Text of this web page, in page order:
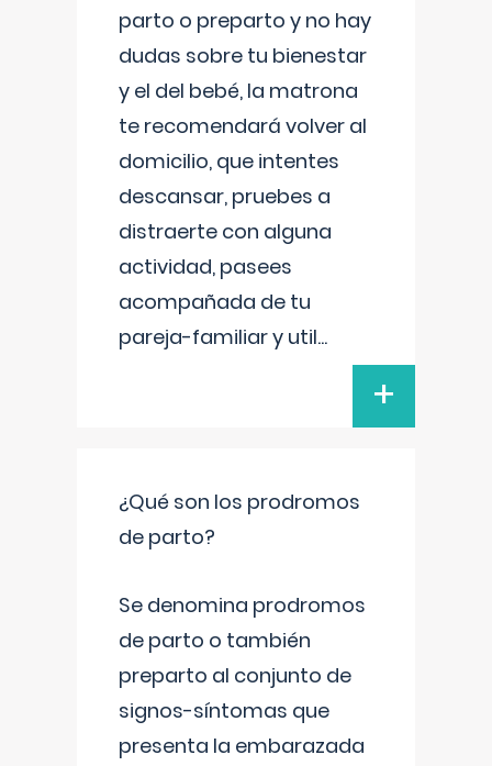
parto o preparto y no hay
dudas sobre tu bienestar
y el del bebé, la matrona
te recomendará volver al
domicilio, que intentes
descansar, pruebes a
distraerte con alguna
actividad, pasees
acompañada de tu
pareja-familiar y util...
+
¿Qué son los prodromos
de parto?
Se denomina prodromos
de parto o también
preparto al conjunto de
signos-síntomas que
presenta la embarazada